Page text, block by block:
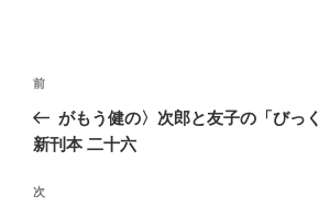
投
ナ
ゲ
前
の
投
前
がもう健の〉次郎と友子の「びっ
新刊本 二十六
次
次